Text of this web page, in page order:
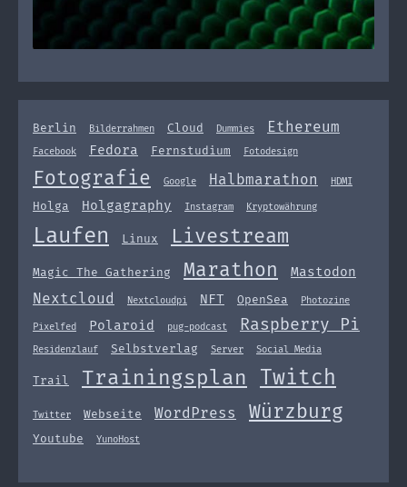
Berlin Bilderrahmen Cloud Dummies Ethereum
Facebook Fedora Fernstudium Fotodesign
Fotografie Google Halbmarathon HDMI
Holga Holgagraphy Instagram Kryptowährung
Laufen Linux Livestream
Magic The Gathering Marathon Mastodon
Nextcloud Nextcloudpi NFT OpenSea Photozine
Pixelfed Polaroid pug-podcast Raspberry Pi
Residenzlauf Selbstverlag Server Social Media
Trail Trainingsplan Twitch
Twitter Webseite WordPress Würzburg
Youtube YunoHost